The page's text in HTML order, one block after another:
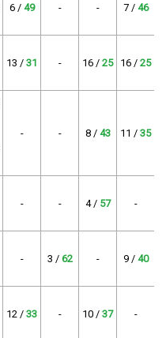
6 / 49 - - 7 / 46
13 / 31 - 16 / 25 16 / 25
- - 8 / 43 11 / 35
- - 4 / 57 -
- 3 / 62 - 9 / 40
12 / 33 - 10 / 37 -